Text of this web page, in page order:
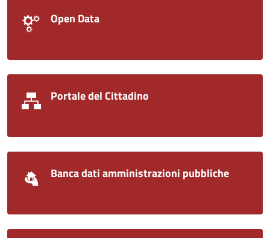
Open Data
Portale del Cittadino
Banca dati amministrazioni pubbliche